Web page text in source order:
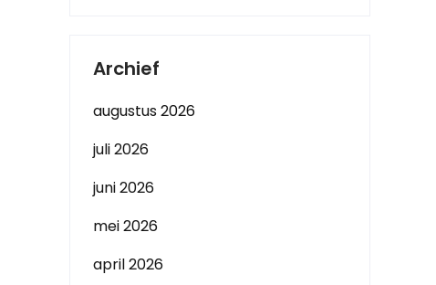
Archief
augustus 2026
juli 2026
juni 2026
mei 2026
april 2026